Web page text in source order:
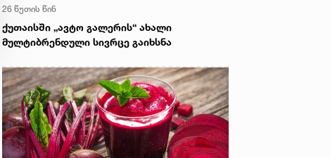
26 წუთის წინ
ქუთაისში „ავტო გალერის“ ახალი
მულტიბრენდული სივრცე გაიხსნა